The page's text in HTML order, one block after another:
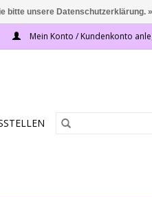
Mein Konto / Kundenkonto
bitte unsere Datenschutzerklärung. »